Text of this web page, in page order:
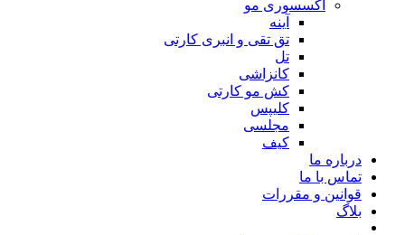
اکسسوری مو
آینه
تق تقی و انبری کارتی
تل
کانزاشی
کش مو کارتی
کلیپس
مجلسی
کیف
درباره ما
تماس با ما
قوانین و مقررات
بلاگ